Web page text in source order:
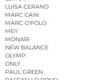
LUISA CERANO
MARC CAIN
MARC O’POLO
MEY
MONARI
NEW BALANCE
OLYMP
ONLY
PAUL GREEN